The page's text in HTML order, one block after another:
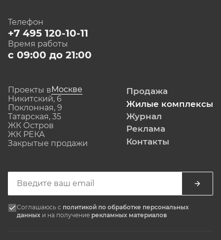
Телефон
+7 495 120-10-11
Время работы
с 09:00 до 21:00
Проекты вМоскве
Никитский, 6
Поклонная, 9
Татарская, 35
ЖК Остров
ЖК РЕКА
Закрытые продажи
Продажа
Жилые комплексы
Журнал
Реклама
Контакты
Соглашаюсь с политикой по обработке персональных
данных и на получение рекламных материалов